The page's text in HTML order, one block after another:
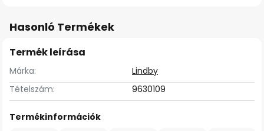
Hasonló Termékek
Termék leírása
Márka:
Lindby
Tételszám:
9630109
Termékinformációk